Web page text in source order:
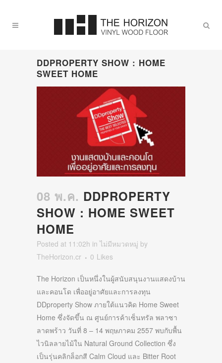
DDPROPERTY SHOW : HOME
SWEET HOME
08 พ.ค. DDPROPERTY
SHOW : HOME SWEET
HOME
Posted at 11:02h inไม่มีหมวดหมู่ by
TheHorizon.cr
0 Likes
The Horizon เป็นหนึ่งในผู้สนับสนุนงานแสดงบ้าน
และคอนโด เพื่ออยู่อาศัยและการลงทุน
DDproperty Show ภายใต้แนวคิด Home Sweet
Home ซึ่งจัดขึ้น ณ ศูนย์การค้าเซ็นทรัล พลาซา
ลาดพร้าว วันที่ 8 – 14 พฤษภาคม 2557 พบกับพื้น
ไวนิลลายไม้ใน Natural Ground Collection ซึ่ง
เป็นรุ่นคลิกล็อกสี Calm Cloud และ Bitter Root